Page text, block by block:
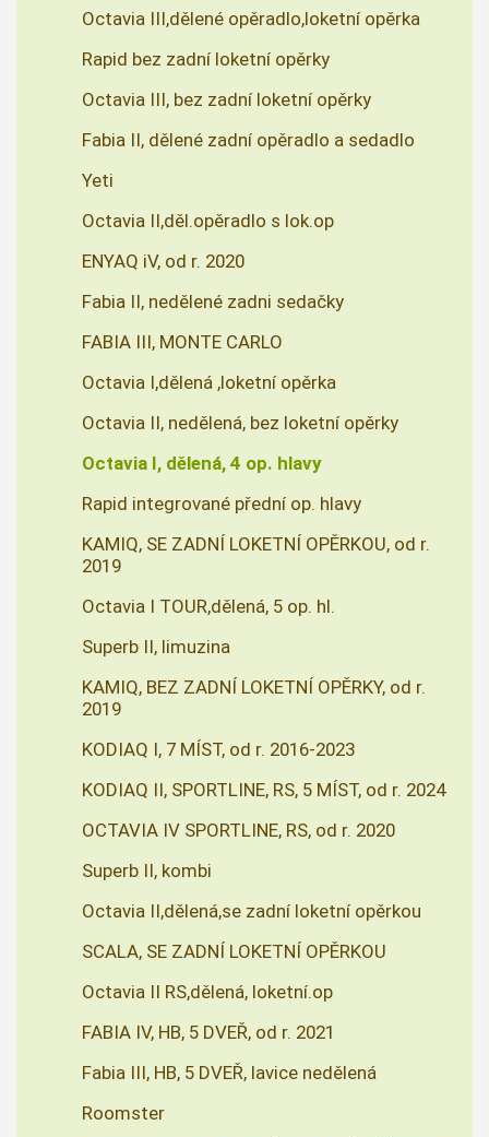
Octavia III,dělené opěradlo,loketní opěrka
Rapid bez zadní loketní opěrky
Octavia III, bez zadní loketní opěrky
Fabia II, dělené zadní opěradlo a sedadlo
Yeti
Octavia II,děl.opěradlo s lok.op
ENYAQ iV, od r. 2020
Fabia II, nedělené zadni sedačky
FABIA III, MONTE CARLO
Octavia I,dělená ,loketní opěrka
Octavia II, nedělená, bez loketní opěrky
Octavia I, dělená, 4 op. hlavy
Rapid integrované přední op. hlavy
KAMIQ, SE ZADNÍ LOKETNÍ OPĚRKOU, od r.
2019
Octavia I TOUR,dělená, 5 op. hl.
Superb II, limuzina
KAMIQ, BEZ ZADNÍ LOKETNÍ OPĚRKY, od r.
2019
KODIAQ I, 7 MÍST, od r. 2016-2023
KODIAQ II, SPORTLINE, RS, 5 MÍST, od r. 2024
OCTAVIA IV SPORTLINE, RS, od r. 2020
Superb II, kombi
Octavia II,dělená,se zadní loketní opěrkou
SCALA, SE ZADNÍ LOKETNÍ OPĚRKOU
Octavia II RS,dělená, loketní.op
FABIA IV, HB, 5 DVEŘ, od r. 2021
Fabia III, HB, 5 DVEŘ, lavice nedělená
Roomster